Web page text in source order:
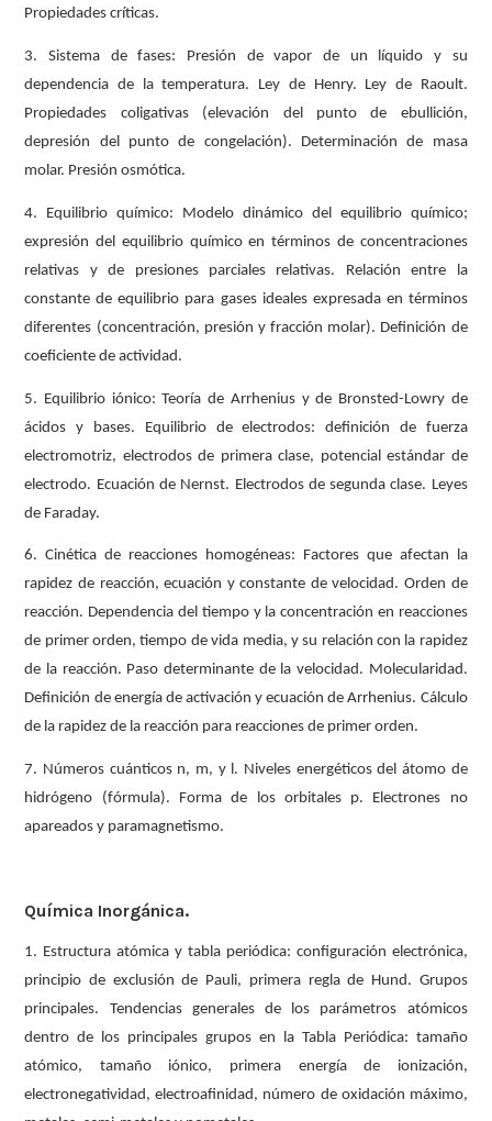
Propiedades críticas.
3. Sistema de fases: Presión de vapor de un líquido y su
dependencia de la temperatura. Ley de Henry. Ley de Raoult.
Propiedades coligativas (elevación del punto de ebullición,
depresión del punto de congelación). Determinación de masa
molar. Presión osmótica.
4. Equilibrio químico: Modelo dinámico del equilibrio químico;
expresión del equilibrio químico en términos de concentraciones
relativas y de presiones parciales relativas. Relación entre la
constante de equilibrio para gases ideales expresada en términos
diferentes (concentración, presión y fracción molar). Definición de
coeficiente de actividad.
5. Equilibrio iónico: Teoría de Arrhenius y de Bronsted-Lowry de
ácidos y bases. Equilibrio de electrodos: definición de fuerza
electromotriz, electrodos de primera clase, potencial estándar de
electrodo. Ecuación de Nernst. Electrodos de segunda clase. Leyes
de Faraday.
6. Cinética de reacciones homogéneas: Factores que afectan la
rapidez de reacción, ecuación y constante de velocidad. Orden de
reacción. Dependencia del tiempo y la concentración en reacciones
de primer orden, tiempo de vida media, y su relación con la rapidez
de la reacción. Paso determinante de la velocidad. Molecularidad.
Definición de energía de activación y ecuación de Arrhenius. Cálculo
de la rapidez de la reacción para reacciones de primer orden.
7. Números cuánticos n, m, y l. Niveles energéticos del átomo de
hidrógeno (fórmula). Forma de los orbitales p. Electrones no
apareados y paramagnetismo.
Química Inorgánica.
1. Estructura atómica y tabla periódica: configuración electrónica,
principio de exclusión de Pauli, primera regla de Hund. Grupos
principales. Tendencias generales de los parámetros atómicos
dentro de los principales grupos en la Tabla Periódica: tamaño
atómico, tamaño iónico, primera energía de ionización,
electronegatividad, electroafinidad, número de oxidación máximo,